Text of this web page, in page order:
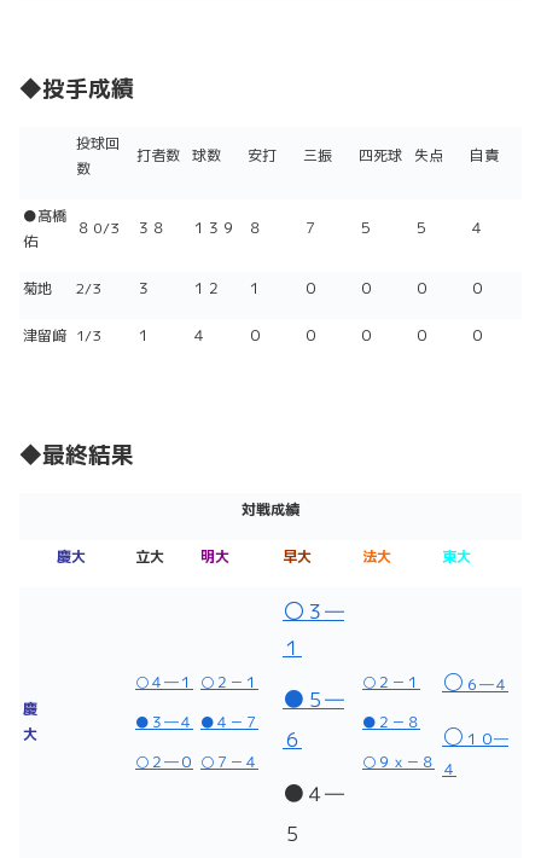
◆投手成績
投球回
数
打者数 球数 安打 三振 四死球 失点 自責
●髙橋
佑
８ 0/3 ３８ １３９ ８ ７ ５ ５ ４
菊地 2/3 ３ １２ １ ０ ０ ０ ０
津留﨑 1/3 １ ４ ０ ０ ０ ０ ０
◆最終結果
対戦成績
慶大 立大 明大 早大 法大 東大
慶
大
○４―１
●３―４
○２―０
○２－１
●４－７
○７－４
○ ３―
１
● ５―
６
● ４―
５
○２－１
●２－８
○９ｘ－８
○ ６―４
○ １０―
４